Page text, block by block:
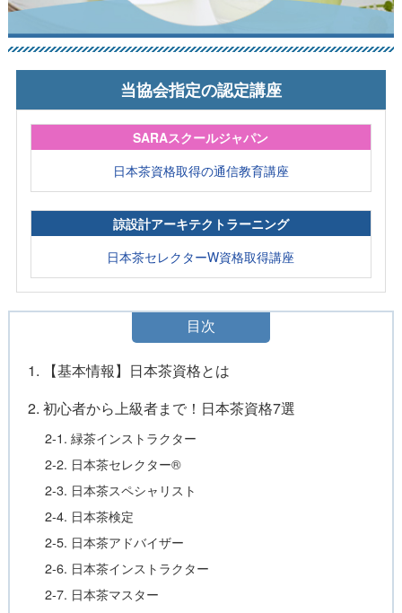
当協会指定の認定講座
SARAスクールジャパン
日本茶資格取得の通信教育講座
諒設計アーキテクトラーニング
日本茶セレクターW資格取得講座
目次
1. 【基本情報】日本茶資格とは
2. 初心者から上級者まで！日本茶資格7選
2-1. 緑茶インストラクター
2-2. 日本茶セレクター®
2-3. 日本茶スペシャリスト
2-4. 日本茶検定
2-5. 日本茶アドバイザー
2-6. 日本茶インストラクター
2-7. 日本茶マスター